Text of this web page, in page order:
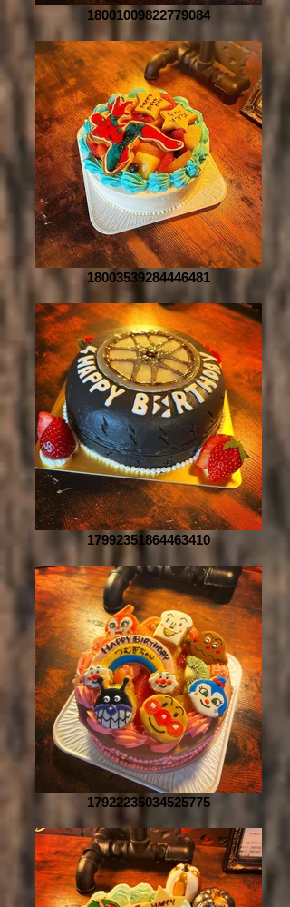
18001009822779084
18003539284446481
17992351864463410
17922235034525775